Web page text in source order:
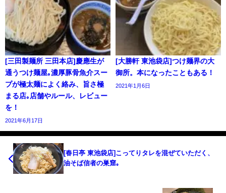
[三田製麺所 三田本店]慶應生が
通うつけ麺屋｡濃厚豚骨魚介スー
プが極太麺によく絡み、旨さ極
まる店｡店舗やルール、レビュー
を！
2021年6月17日
[大勝軒 東池袋店]つけ麺界の大
御所。本になったこともある！
2021年1月6日
[春日亭 東池袋店]こってりタレを混ぜていただく、
油そば信者の巣窟｡